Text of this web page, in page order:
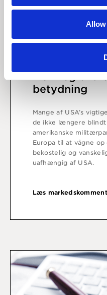
Allow
Den
betydning
Mange af USA’s
de ikke længere blindt
amerikanske
Europa til at vågne
bekostelig og
uafhængig af USA.
Læs